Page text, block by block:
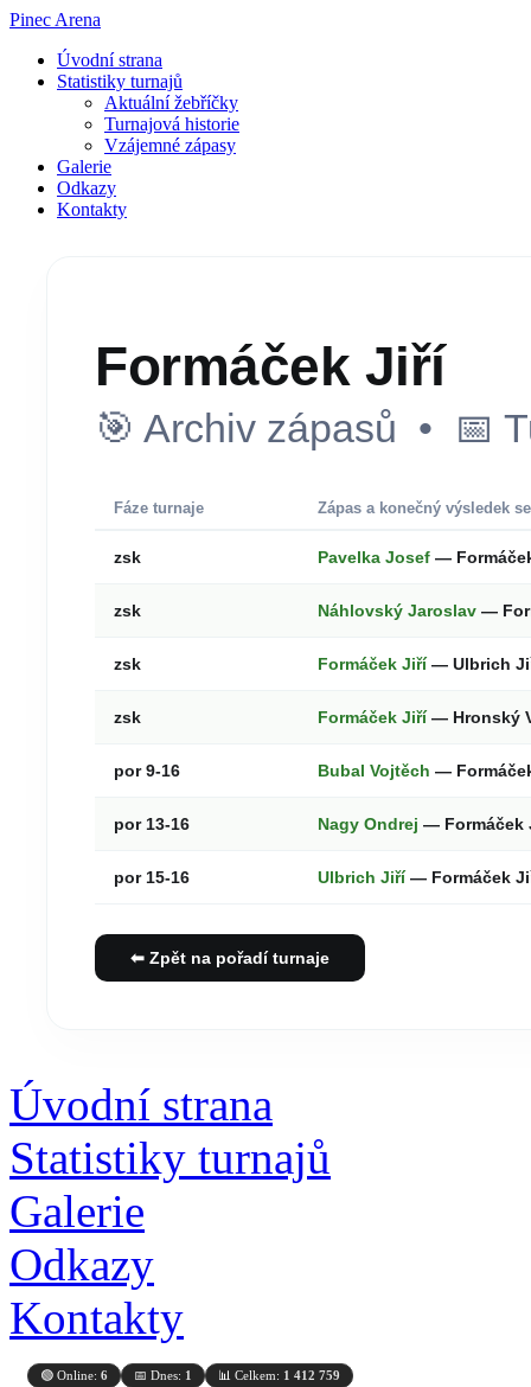
Pinec Arena
Úvodní strana
Statistiky turnajů
Aktuální žebříčky
Turnajová historie
Vzájemné zápasy
Galerie
Odkazy
Kontakty
Formáček Jiří
🎯 Archiv zápasů • 📅
Fáze turnaje Zápas a konečný výsledek
zsk Pavelka Josef —
zsk Náhlovský Jaroslav —
zsk Formáček Jiří— Ulbrich
zsk Formáček Jiří— Hronský
por 9-16 Bubal Vojtěch —
por 13-16 Nagy Ondrej — Formáček
por 15-16 Ulbrich Jiří— Formáček
⬅ Zpět na pořadí turnaje
Úvodní strana
Statistiky turnajů
Galerie
Odkazy
Kontakty
🟢 Online: 6 📅 Dnes: 1 📊 Celkem: 1 412 759